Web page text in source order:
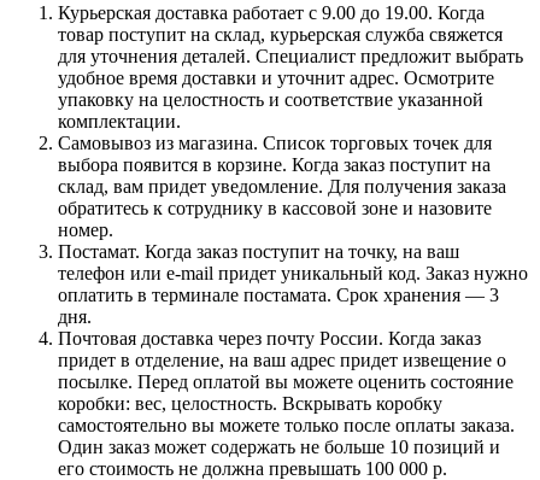
Курьерская доставка работает с 9.00 до 19.00. Когда
товар поступит на склад, курьерская служба свяжется
для уточнения деталей. Специалист предложит выбрать
удобное время доставки и уточнит адрес. Осмотрите
упаковку на целостность и соответствие указанной
комплектации.
Самовывоз из магазина. Список торговых точек для
выбора появится в корзине. Когда заказ поступит на
склад, вам придет уведомление. Для получения заказа
обратитесь к сотруднику в кассовой зоне и назовите
номер.
Постамат. Когда заказ поступит на точку, на ваш
телефон или e-mail придет уникальный код. Заказ нужно
оплатить в терминале постамата. Срок хранения — 3
дня.
Почтовая доставка через почту России. Когда заказ
придет в отделение, на ваш адрес придет извещение о
посылке. Перед оплатой вы можете оценить состояние
коробки: вес, целостность. Вскрывать коробку
самостоятельно вы можете только после оплаты заказа.
Один заказ может содержать не больше 10 позиций и
его стоимость не должна превышать 100 000 р.